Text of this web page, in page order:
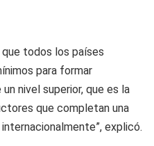
que todos los países
para formar
nivel superior, que es la
que completan una
explicó.